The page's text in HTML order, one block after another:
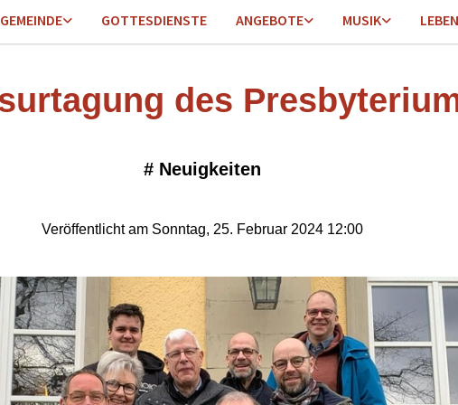
GEMEINDE GOTTESDIENSTE ANGEBOTE MUSIK
des
# Neuigkeiten
Veröffentlicht am Sonntag, 25. Februar 2024 12:00